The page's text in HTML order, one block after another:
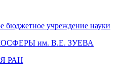
бюджетное учреждение науки
им. В.Е. ЗУЕВА
РАН